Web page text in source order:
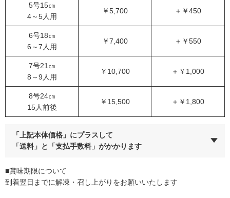
5号15㎝
4～5人用
￥5,700 ＋￥450
6号18㎝
6～7人用
￥7,400 ＋￥550
7号21㎝
8～9人用
￥10,700 ＋￥1,000
8号24㎝
15人前後
￥15,500 ＋￥1,800
「上記本体価格」にプラスして
「送料」と「支払手数料」がかかります
■賞味期限について
到着翌日までに解凍・召し上がりをお願いいたします